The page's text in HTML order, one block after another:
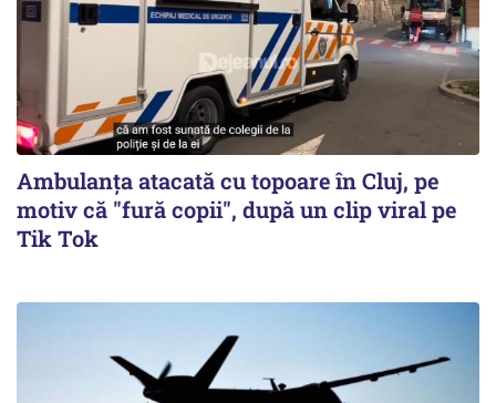
Ambulanța atacată cu topoare în Cluj, pe
motiv că "fură copii", după un clip viral pe
Tik Tok